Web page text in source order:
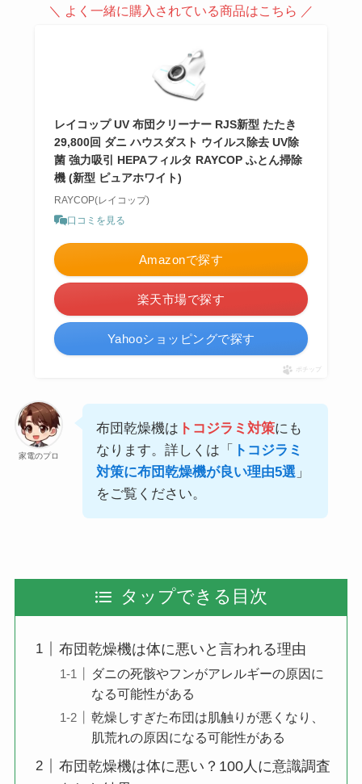
＼ よく一緒に購入されている商品はこちら ／
レイコップ UV 布団クリーナー RJS新型 たたき
29,800回 ダニ ハウスダスト ウイルス除去 UV除
菌 強力吸引 HEPAフィルタ RAYCOP ふとん掃除
機 (新型 ピュアホワイト)
RAYCOP(レイコップ)
口コミを見る
Amazonで探す
楽天市場で探す
Yahooショッピングで探す
ポチップ
家電のプロ
布団乾燥機は トコジラミ対策にも
なります。詳しくは「
トコジラミ
対策に布団乾燥機が良い理由5選 」
をご覧ください。
タップできる目次
布団乾燥機は体に悪いと言われる理由
ダニの死骸やフンがアレルギーの原因に
なる可能性がある
乾燥しすぎた布団は肌触りが悪くなり、
肌荒れの原因になる可能性がある
布団乾燥機は体に悪い？100人に意識調査